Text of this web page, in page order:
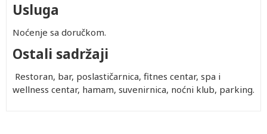
Usluga
Noćenje sa doručkom.
Ostali sadržaji
Restoran, bar, poslastičarnica, fitnes centar, spa i
wellness centar, hamam, suvenirnica, noćni klub, parking.